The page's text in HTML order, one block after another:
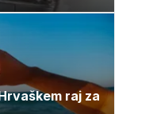
raj za